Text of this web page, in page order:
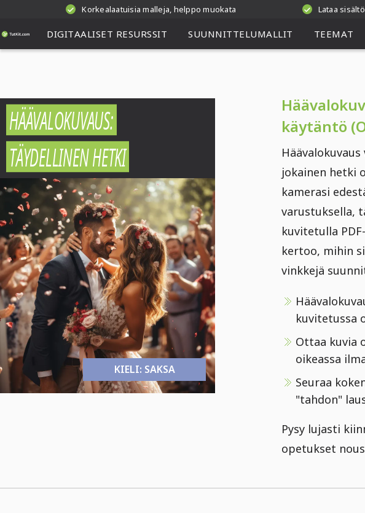
Korkealaatuisia malleja, helppo muokata Lataa
DIGITAALISET RESURSSIT SUUNNITTELUMALLIT TEEMAT
HÄÄVALOKUVAUS:
TÄYDELLINEN HETKI
KIELI: SAKSA
käytäntö
jokainen hetki
kamerasi
varustuksella,
kuvitetulla
kertoo, mihin
vinkkejä
kuvitetussa
Ottaa kuvia
oikeassa
Seuraa
"tahdon"
Pysy lujasti
opetukset